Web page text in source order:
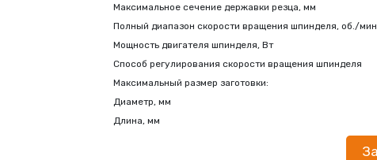
Максимальное сечение державки резца, мм
Полный диапазон скорости вращения шпинделя, об./
Мощность двигателя шпинделя, Вт
Способ регулирования скорости вращения шпинделя
Максимальный размер заготовки:
Диаметр, мм
Длина, мм